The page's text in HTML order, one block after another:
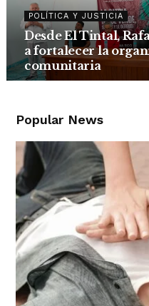
POLÍTICA Y JUSTICIA
Desde El Tintal,
a fortalecer la
comunitaria
Popular News